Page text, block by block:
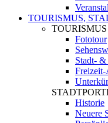
TOURISMUS,
TOURISMUS
Fototour
Stadt-
Historie
Neuere